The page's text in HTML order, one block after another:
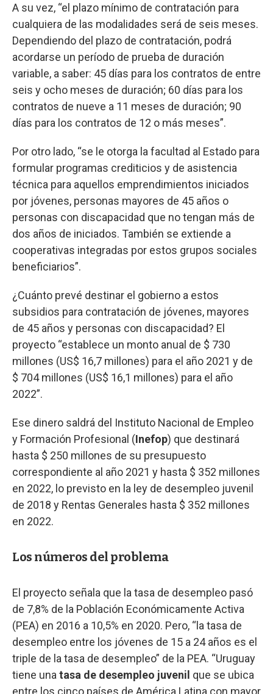
A su vez, “el plazo mínimo de contratación para
cualquiera de las modalidades será de seis meses.
Dependiendo del plazo de contratación, podrá
acordarse un período de prueba de duración
variable, a saber: 45 días para los contratos de entre
seis y ocho meses de duración; 60 días para los
contratos de nueve a 11 meses de duración; 90
días para los contratos de 12 o más meses”.
Por otro lado, “se le otorga la facultad al Estado para
formular programas crediticios y de asistencia
técnica para aquellos emprendimientos iniciados
por jóvenes, personas mayores de 45 años o
personas con discapacidad que no tengan más de
dos años de iniciados. También se extiende a
cooperativas integradas por estos grupos sociales
beneficiarios”.
¿Cuánto prevé destinar el gobierno a estos
subsidios para contratación de jóvenes, mayores
de 45 años y personas con discapacidad? El
proyecto “establece un monto anual de $ 730
millones (US$ 16,7 millones) para el año 2021 y de
$ 704 millones (US$ 16,1 millones) para el año
2022”.
Ese dinero saldrá del Instituto Nacional de Empleo
y Formación Profesional (Inefop) que destinará
hasta $ 250 millones de su presupuesto
correspondiente al año 2021 y hasta $ 352 millones
en 2022, lo previsto en la ley de desempleo juvenil
de 2018 y Rentas Generales hasta $ 352 millones
en 2022.
Los números del problema
El proyecto señala que la tasa de desempleo pasó
de 7,8% de la Población Económicamente Activa
(PEA) en 2016 a 10,5% en 2020. Pero, “la tasa de
desempleo entre los jóvenes de 15 a 24 años es el
triple de la tasa de desempleo” de la PEA. “Uruguay
tiene una tasa de desempleo juvenil que se ubica
entre los cinco países de América Latina con mayor